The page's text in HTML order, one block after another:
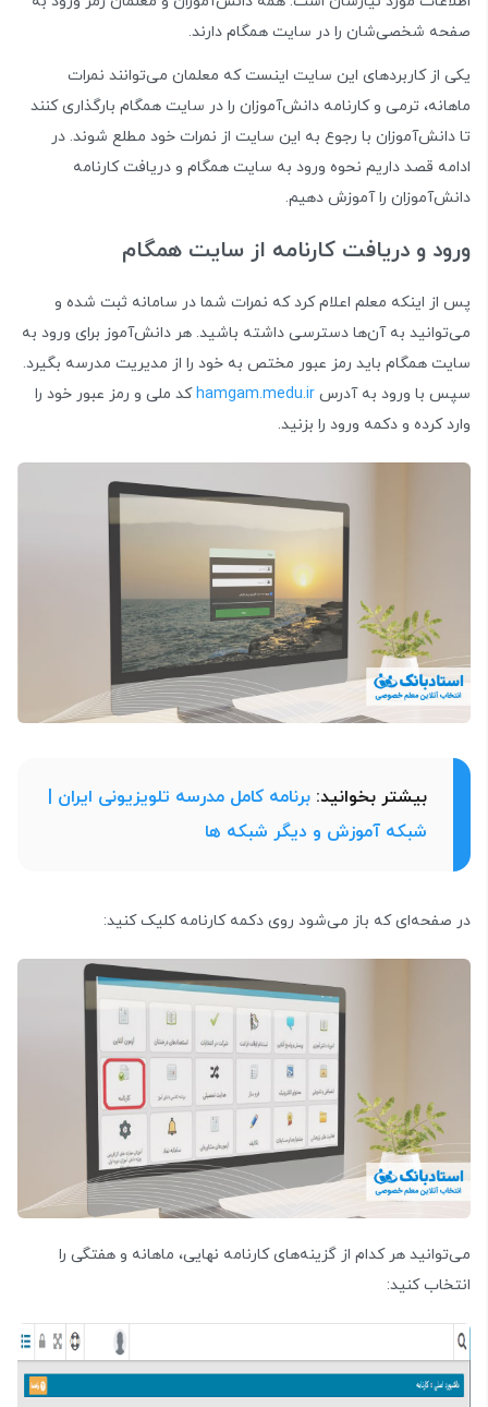
صفحه شخصی‌شان را در سایت همگام دارند.
یکی از کاربردهای این سایت اینست که معلمان می‌توانند نمرات
ماهانه، ترمی و کارنامه دانش‌آموزان را در سایت همگام بارگذاری کنند
تا دانش‌آموزان با رجوع به این سایت از نمرات خود مطلع شوند. در
ادامه قصد داریم نحوه ورود به سایت همگام و دریافت کارنامه
دانش‌آموزان را آموزش دهیم.
ورود و دریافت کارنامه از سایت همگام
پس از اینکه معلم اعلام کرد که نمرات شما در سامانه ثبت شده و
می‌توانید به آن‌ها دسترسی داشته باشید. هر دانش‌آموز برای ورود به
سایت همگام باید رمز عبور مختص به خود را از مدیریت مدرسه بگیرد.
سپس با ورود به آدرس
کد ملی و رمز عبور خود را
وارد کرده و دکمه ورود را بزنید.
بیشتر بخوانید: برنامه کامل مدرسه تلویزیونی ایران |
شبکه آموزش و دیگر شبکه ها
در صفحه‌ای که باز می‌شود روی دکمه کارنامه کلیک کنید:
می‌توانید هر کدام از گزینه‌های کارنامه نهایی، ماهانه و هفتگی را
انتخاب کنید: